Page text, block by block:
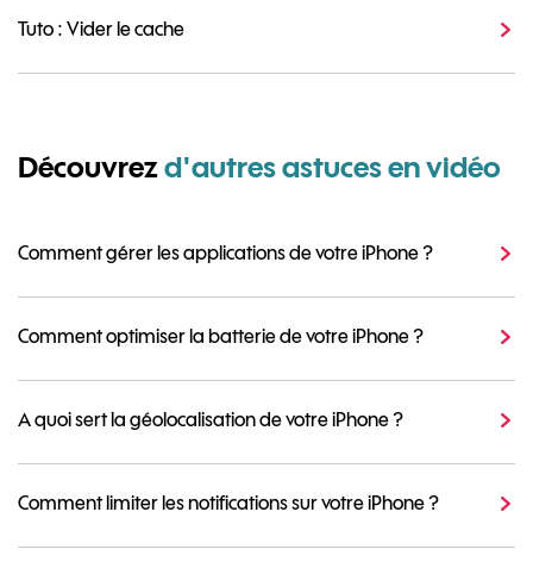
Tuto : Vider le cache
Découvrezd'autres astuces en vidéo
Comment gérer les applications de votre iPhone ?
Comment optimiser la batterie de votre iPhone ?
A quoi sert la géolocalisation de votre iPhone ?
Comment limiter les notifications sur votre iPhone ?